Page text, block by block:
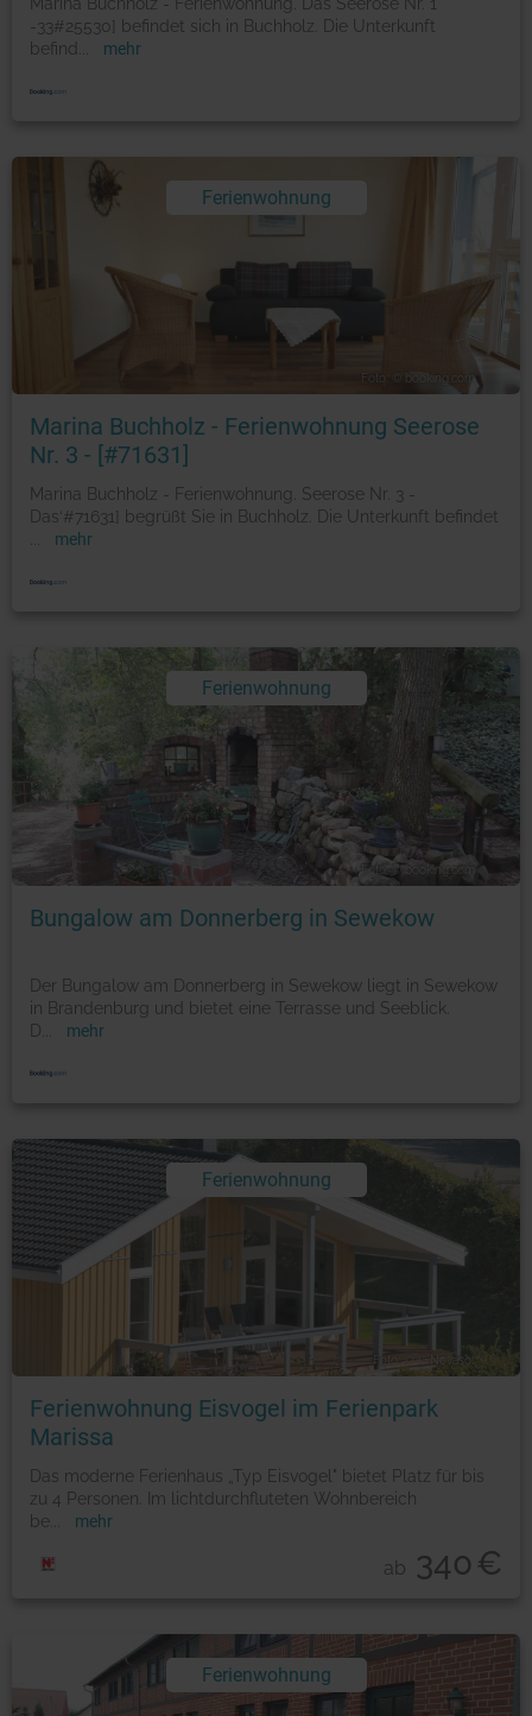
Marina Buchholz - Ferienwohnung. Das Seerose Nr. 1
-33#25530] befindet sich in Buchholz. Die Unterkunft
befind
mehr
Ferienwohnung
Foto: © booking.com
Marina Buchholz - Ferienwohnung Seerose
Nr. 3 - [#71631]
Marina Buchholz - Ferienwohnung. Seerose Nr. 3 -
Das‘#71631] begrüßt Sie in Buchholz. Die Unterkunft befindet
mehr
Ferienwohnung
Foto: © booking.com
Bungalow am Donnerberg in Sewekow
Der Bungalow am Donnerberg in Sewekow liegt in Sewekow
in Brandenburg und bietet eine Terrasse und Seeblick.
D
mehr
Ferienwohnung
Foto: © © Novasol
Ferienwohnung Eisvogel im Ferienpark
Marissa
Das moderne Ferienhaus „Typ Eisvogel" bietet Platz für bis
zu 4 Personen. Im lichtdurchfluteten Wohnbereich
be
mehr
ab 340 €
Ferienwohnung